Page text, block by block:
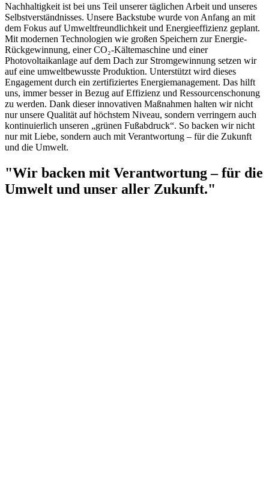
Nachhaltigkeit ist bei uns Teil unserer täglichen Arbeit und unseres
Selbstverständnisses. Unsere Backstube wurde von Anfang an mit
dem Fokus auf Umweltfreundlichkeit und Energieeffizienz geplant.
Mit modernen Technologien wie großen Speichern zur Energie-
Rückgewinnung, einer CO₂-Kältemaschine und einer
Photovoltaikanlage auf dem Dach zur Stromgewinnung setzen wir
auf eine umweltbewusste Produktion. Unterstützt wird dieses
Engagement durch ein zertifiziertes Energiemanagement. Das hilft
uns, immer besser in Bezug auf Effizienz und Ressourcenschonung
zu werden. Dank dieser innovativen Maßnahmen halten wir nicht
nur unsere Qualität auf höchstem Niveau, sondern verringern auch
kontinuierlich unseren „grünen Fußabdruck“. So backen wir nicht
nur mit Liebe, sondern auch mit Verantwortung – für die Zukunft
und die Umwelt.
"Wir backen mit Verantwortung – für die
Umwelt und unser aller Zukunft."